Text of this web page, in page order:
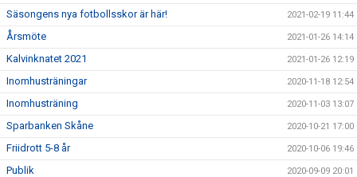
Säsongens nya fotbollsskor är här! 2021-02-19 11:44
Årsmöte 2021-01-26 14:14
Kalvinknatet 2021 2021-01-26 12:19
Inomhusträningar 2020-11-18 12:54
Inomhusträning 2020-11-03 13:07
Sparbanken Skåne 2020-10-21 17:00
Friidrott 5-8 år 2020-10-06 19:46
Publik 2020-09-09 20:01